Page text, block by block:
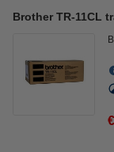
Brother TR-11CL